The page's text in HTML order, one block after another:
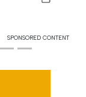
SPONSORED CONTENT